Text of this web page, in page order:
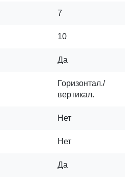
7
10
Да
Горизонтал./
вертикал.
Нет
Нет
Да